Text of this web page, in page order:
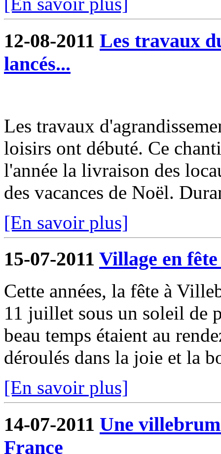
12-08-2011 Les travaux
lancés...
Les travaux
loisirs ont débuté. Ce
l'année la livraison des
des vacances de Noël.
[En savoir plus]
15-07-2011 Village en
Cette années, la fête à
11 juillet sous un soleil de
beau temps étaient au
déroulés dans la joie et la
[En savoir plus]
14-07-2011 Une
France